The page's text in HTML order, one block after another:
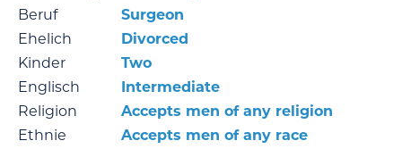
Beruf
Surgeon
Ehelich
Divorced
Kinder
Two
Englisch
Intermediate
Religion
Accepts men of any religion
Ethnie
Accepts men of any race